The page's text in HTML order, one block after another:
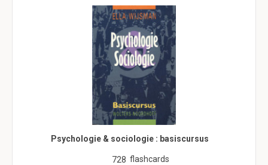
Psychologie & sociologie : basiscursus
728 flashcards